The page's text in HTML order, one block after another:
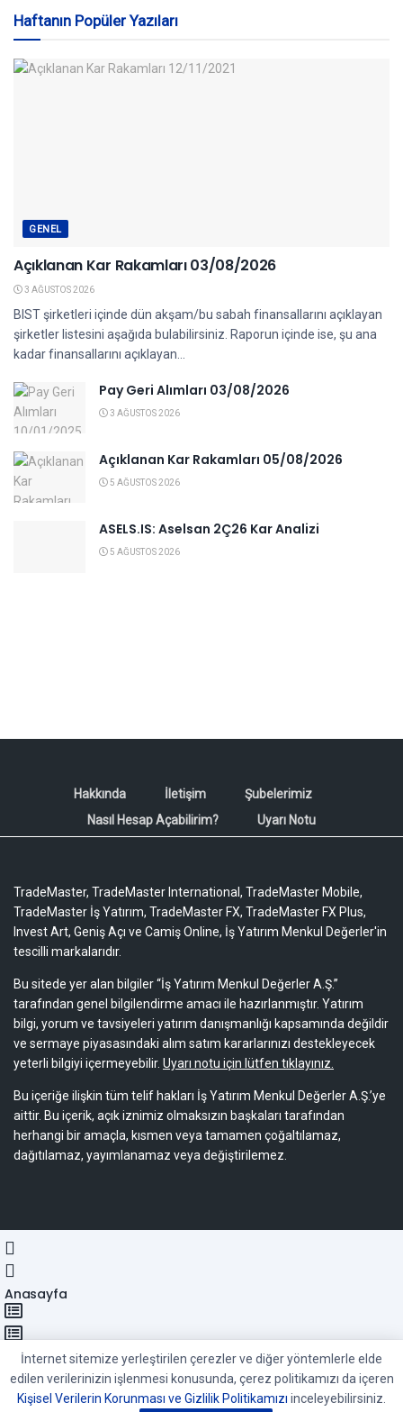
Haftanın Popüler Yazıları
GENEL
Açıklanan Kar Rakamları 03/08/2026
3 AĞUSTOS 2026
BIST şirketleri içinde dün akşam/bu sabah finansallarını açıklayan
şirketler listesini aşağıda bulabilirsiniz. Raporun içinde ise, şu ana
kadar finansallarını açıklayan...
Pay Geri Alımları 03/08/2026
3 AĞUSTOS 2026
Açıklanan Kar Rakamları 05/08/2026
5 AĞUSTOS 2026
ASELS.IS: Aselsan 2Ç26 Kar Analizi
5 AĞUSTOS 2026
Hakkında İletişim
Şubelerimiz
Nasıl Hesap Açabilirim?
Uyarı Notu
TradeMaster, TradeMaster International, TradeMaster Mobile,
TradeMaster İş Yatırım, TradeMaster FX, TradeMaster FX Plus,
Invest Art, Geniş Açı ve Camiş Online, İş Yatırım Menkul Değerler'in
tescilli markalarıdır.
Bu sitede yer alan bilgiler “İş Yatırım Menkul Değerler A.Ş.”
tarafından genel bilgilendirme amacı ile hazırlanmıştır. Yatırım
bilgi, yorum ve tavsiyeleri yatırım danışmanlığı kapsamında değildir
ve sermaye piyasasındaki alım satım kararlarınızı destekleyecek
yeterli bilgiyi içermeyebilir. Uyarı notu için lütfen tıklayınız.
Bu içeriğe ilişkin tüm telif hakları İş Yatırım Menkul Değerler A.Ş.’ye
aittir. Bu içerik, açık iznimiz olmaksızın başkaları tarafından
herhangi bir amaçla, kısmen veya tamamen çoğaltılamaz,
dağıtılamaz, yayımlanamaz veya değiştirilemez.
İnternet sitemize yerleştirilen çerezler ve diğer yöntemlerle elde
edilen verilerinizin işlenmesi konusunda, çerez politikamızı da içeren
Kişisel Verilerin Korunması ve Gizlilik Politikamızı inceleyebilirsiniz.
Anasayfa
Kategoriler